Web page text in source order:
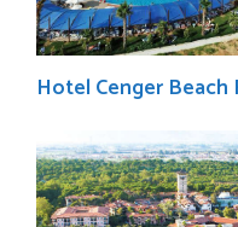
Hotel Cenger Beach